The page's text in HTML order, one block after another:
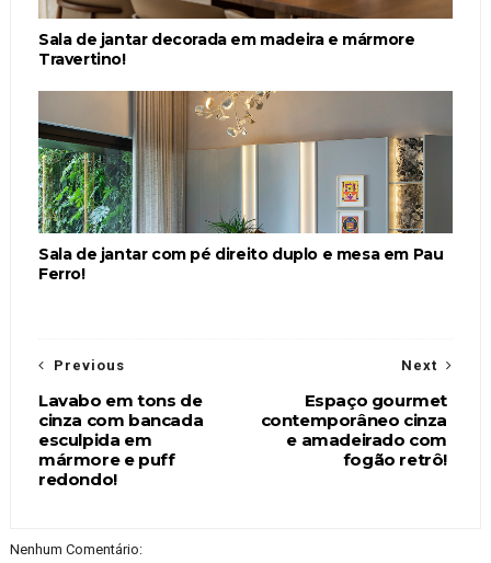
Sala de jantar decorada em madeira e mármore
Travertino!
Sala de jantar com pé direito duplo e mesa em Pau
Ferro!
Next
Espaço gourmet
contemporâneo cinza
e amadeirado com
fogão retrô!
Previous
Lavabo em tons de
cinza com bancada
esculpida em
mármore e puff
redondo!
Nenhum Comentário: